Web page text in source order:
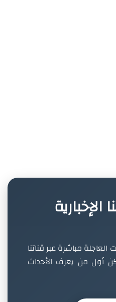
الإخبارية
العاجلة مباشرة عبر قناتنا
أول من يعرف الأحداث